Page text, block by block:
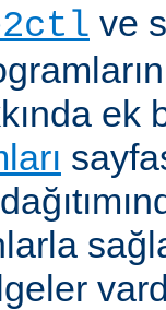
ve
ek